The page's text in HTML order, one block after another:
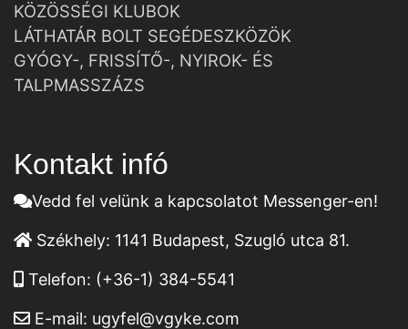
KÖZÖSSÉGI KLUBOK
LÁTHATÁR BOLT SEGÉDESZKÖZÖK
GYÓGY-, FRISSÍTŐ-, NYIROK- ÉS
TALPMASSZÁZS
Kontakt infó
Vedd fel velünk a kapcsolatot Messenger-en!
Székhely: 1141 Budapest, Szugló utca 81.
Telefon: (+36-1) 384-5541
E-mail: ugyfel@vgyke.com